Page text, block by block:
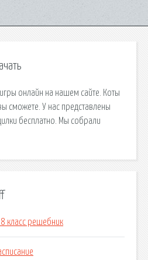
онлайн на нашем сайте. Коты
сможете. У нас представлены
бесплатно. Мы собрали
класс решебник